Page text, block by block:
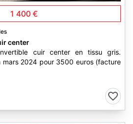
1 400 €
center
cuir center en tissu gris.
mars 2024 pour 3500 euros (facture